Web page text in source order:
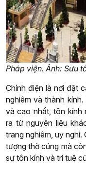
Pháp viện. Ảnh: Sưu
Chính điện là nơi đặt
nghiêm và thành
và cao nhất, tôn
ra từ nguyên liệu
trang nghiêm, uy
tượng thờ cúng mà
sự tôn kính và trí tuệ